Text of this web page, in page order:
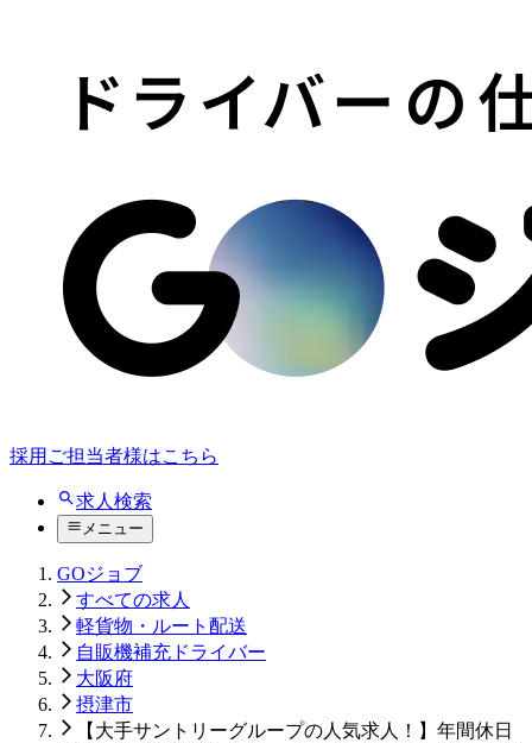
採用ご担当者様はこちら
求人検索
メニュー
GOジョブ
すべての求人
軽貨物・ルート配送
自販機補充ドライバー
大阪府
摂津市
【大手サントリーグループの人気求人！】年間休日